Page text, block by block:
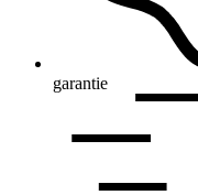
garantie